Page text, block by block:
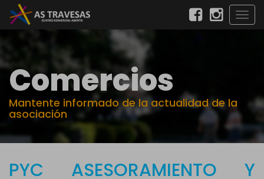
Comercios
Mantente informado de la actualidad de la
asociación
PYC ASESORAMIENTO Y